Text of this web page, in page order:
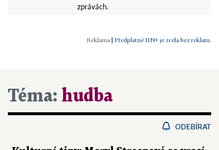
zprávách.
Předplatné HN+ je zcela bez reklam.
Téma: hudba
ODEBÍRAT